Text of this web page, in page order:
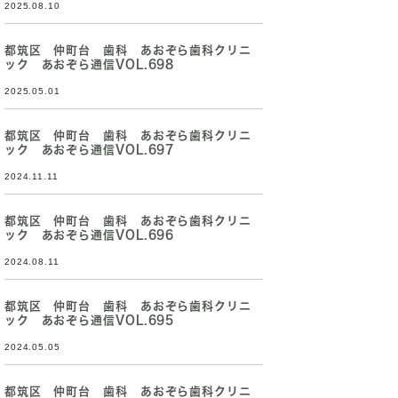
2025.08.10
都筑区 仲町台 歯科 あおぞら歯科クリニ
ック あおぞら通信VOL.698
2025.05.01
都筑区 仲町台 歯科 あおぞら歯科クリニ
ック あおぞら通信VOL.697
2024.11.11
都筑区 仲町台 歯科 あおぞら歯科クリニ
ック あおぞら通信VOL.696
2024.08.11
都筑区 仲町台 歯科 あおぞら歯科クリニ
ック あおぞら通信VOL.695
2024.05.05
都筑区 仲町台 歯科 あおぞら歯科クリニ